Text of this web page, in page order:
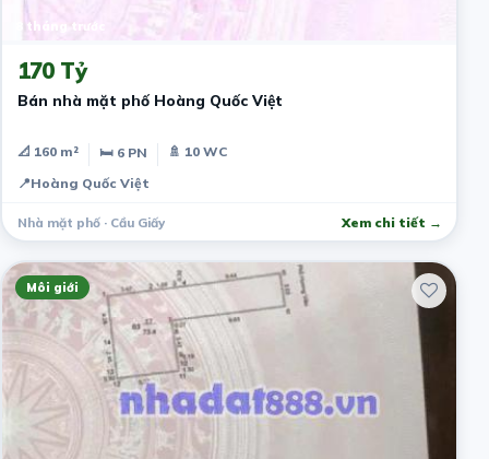
8 tháng trước
170 Tỷ
Bán nhà mặt phố Hoàng Quốc Việt
📐 160 m² 🛏 6 PN
🚿 10 WC
📍Hoàng Quốc Việt
Nhà mặt phố · Cầu Giấy Xem chi tiết →
Môi giới